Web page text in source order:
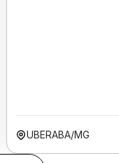
UBERABA/MG